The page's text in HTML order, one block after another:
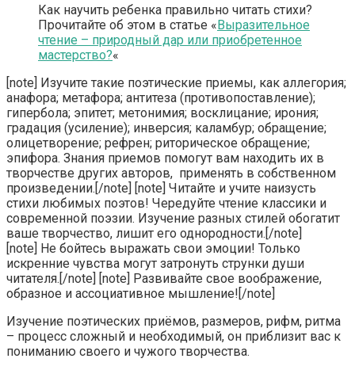
Как научить ребенка правильно читать стихи?
Прочитайте об этом в статье «Выразительное
чтение – природный дар или приобретенное
мастерство?«
[note] Изучите такие поэтические приемы, как аллегория;
анафора; метафора; антитеза (противопоставление);
гипербола; эпитет; метонимия; восклицание; ирония;
градация (усиление); инверсия; каламбур; обращение;
олицетворение; рефрен; риторическое обращение;
эпифора. Знания приемов помогут вам находить их в
творчестве других авторов, применять в собственном
произведении.[/note] [note] Читайте и учите наизусть
стихи любимых поэтов! Чередуйте чтение классики и
современной поэзии. Изучение разных стилей обогатит
ваше творчество, лишит его однородности.[/note]
[note] Не бойтесь выражать свои эмоции! Только
искренние чувства могут затронуть струнки души
читателя.[/note] [note] Развивайте свое воображение,
образное и ассоциативное мышление![/note]
Изучение поэтических приёмов, размеров, рифм, ритма
– процесс сложный и необходимый, он приблизит вас к
пониманию своего и чужого творчества.